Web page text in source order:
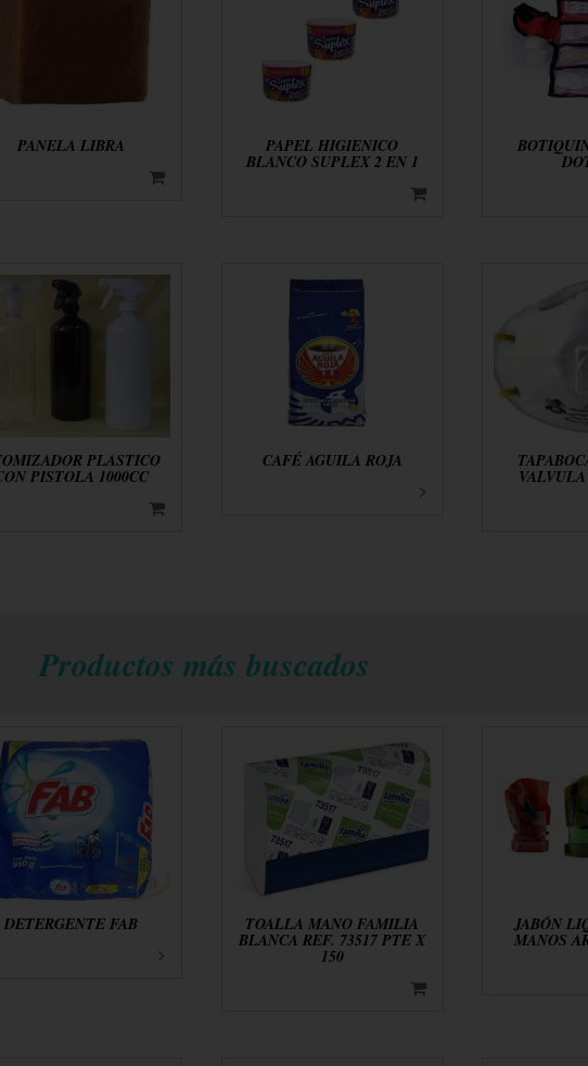
PANELA LIBRA PAPEL HIGIENICO
BLANCO SUPLEX 2 EN 1
PLASTICO
PISTOLA 1000CC
CAFÉ AGUILA ROJA
Productos más buscados
DETERGENTE FAB TOALLA MANO FAMILIA
BLANCA REF. 73517 PTE X
150
JABÓN
MANOS